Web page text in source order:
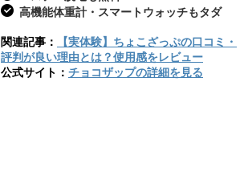
高機能体重計・スマートウォッチもタダ
関連記事：
【実体験】ちょこざっぷの口コミ・
評判が良い理由とは？使用感をレビュー
公式サイト： チョコザップの詳細を見る